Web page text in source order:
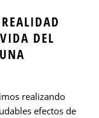
DEL
realizando
efectos de